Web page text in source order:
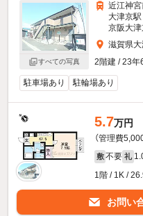
すべての写真
近江神
大津京
京阪大
滋賀県
2階建 / 23年
駐車場あり 駐輪場あり
5.7万円
（管理費
敷 不要 礼
1階 / 1K /
お問い